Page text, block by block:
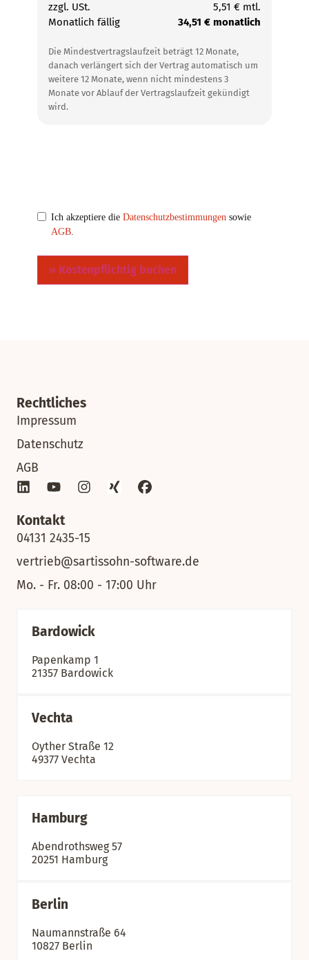
zzgl. USt.
5,51 € mtl.
Monatlich fällig
34,51 € monatlich
Die Mindestvertragslaufzeit beträgt 12 Monate,
danach verlängert sich der Vertrag automatisch um
weitere 12 Monate, wenn nicht mindestens 3
Monate vor Ablauf der Vertragslaufzeit gekündigt
wird.
Einwilligung in das
Lastschriftverfahren
Ich akzeptiere die Datenschutzbestimmungen sowie
AGB.
» Kostenpflichtig buchen
Rechtliches
Impressum
Datenschutz
AGB
Kontakt
04131 2435-15
vertrieb@sartissohn-software.de
Mo. - Fr. 08:00 - 17:00 Uhr
Bardowick
Papenkamp 1
21357 Bardowick
Vechta
Oyther Straße 12
49377 Vechta
Hamburg
Abendrothsweg 57
20251 Hamburg
Berlin
Naumannstraße 64
10827 Berlin